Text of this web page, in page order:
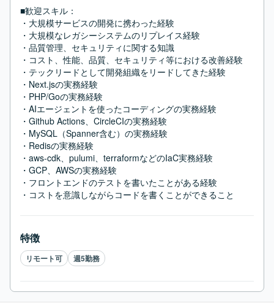
■歓迎スキル：
・大規模サービスの開発に携わった経験
・大規模なレガシーシステムのリプレイス経験
・品質管理、セキュリティに関する知識
・コスト、性能、品質、セキュリティ等における改善経験
・テックリードとして開発組織をリードしてきた経験
・Next.jsの実務経験
・PHP/Goの実務経験
・AIエージェントを使ったコーディングの実務経験
・Github Actions、CircleCIの実務経験
・MySQL（Spanner含む）の実務経験
・Redisの実務経験
・aws-cdk、pulumi、terraformなどのIaC実務経験
・GCP、AWSの実務経験
・フロントエンドのテストを書いたことがある経験
・コストを意識しながらコードを書くことができること
特徴
リモート可 週5勤務